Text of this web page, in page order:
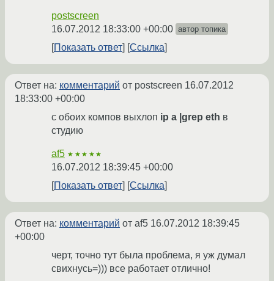
postscreen
16.07.2012 18:33:00 +00:00 автор топика
Показать ответ Ссылка
Ответ на: комментарий от postscreen 16.07.2012
18:33:00 +00:00
с обоих компов выхлоп ip a |grep eth в
студию
af5 ★★★★★
16.07.2012 18:39:45 +00:00
Показать ответ
Ссылка
Ответ на: комментарий от af5 16.07.2012 18:39:45
+00:00
черт, точно тут была проблема, я уж думал
свихнусь=))) все работает отлично!